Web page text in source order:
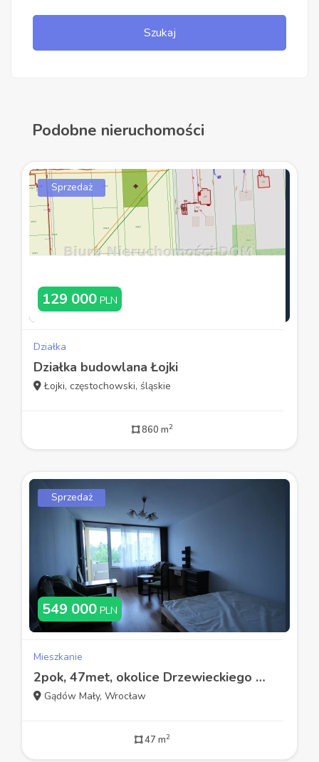
Szukaj
Podobne nieruchomości
Sprzedaż
129 000 PLN
Działka
Działka budowlana Łojki
Łojki, częstochowski, śląskie
860 m2
Sprzedaż
549 000 PLN
Mieszkanie
2pok, 47met, okolice Drzewieckiego BALKON/PIWNICA/WINDA (Wrocław)
Gądów Mały, Wrocław
47 m2